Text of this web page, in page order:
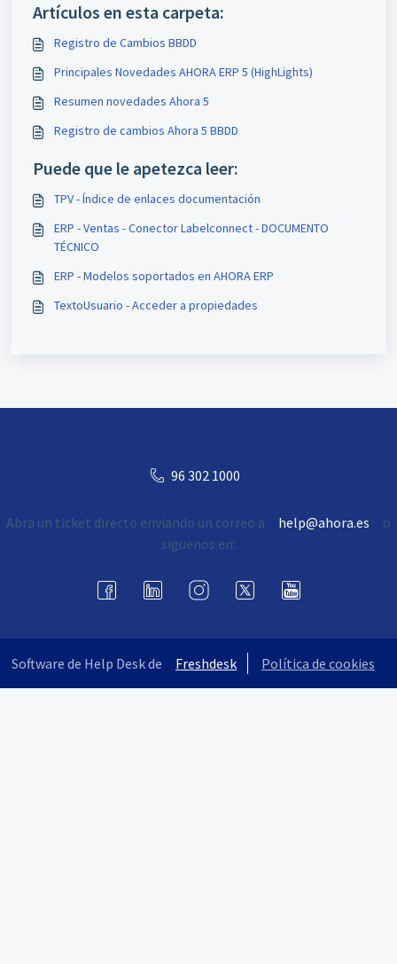
Artículos en esta carpeta:
Registro de Cambios BBDD
Principales Novedades AHORA ERP 5 (HighLights)
Resumen novedades Ahora 5
Registro de cambios Ahora 5 BBDD
Puede que le apetezca leer:
TPV - Índice de enlaces documentación
ERP - Ventas - Conector Labelconnect - DOCUMENTO
TÉCNICO
ERP - Modelos soportados en AHORA ERP
TextoUsuario - Acceder a propiedades
96 302 1000
Abra un ticket directo enviando un correo a help@ahora.es
o
siguenos en:
Software de Help Desk de Freshdesk Política de cookies